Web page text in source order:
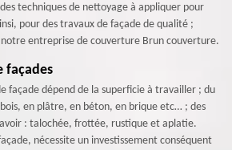
techniques de nettoyage à appliquer pour
pour des travaux de façade de qualité ;
notre entreprise de couverture Brun couverture.
façades
façade dépend de la superficie à travailler ; du
en plâtre, en béton, en brique etc… ; des
: talochée, frottée, rustique et aplatie.
nécessite un investissement conséquent